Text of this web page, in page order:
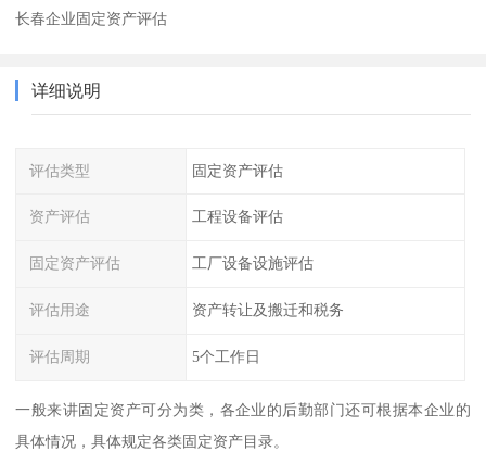
长春企业固定资产评估
详细说明
评估类型 固定资产评估
资产评估 工程设备评估
固定资产评估 工厂设备设施评估
评估用途 资产转让及搬迁和税务
评估周期 5个工作日
一般来讲固定资产可分为类，各企业的后勤部门还可根据本企业的
具体情况，具体规定各类固定资产目录。